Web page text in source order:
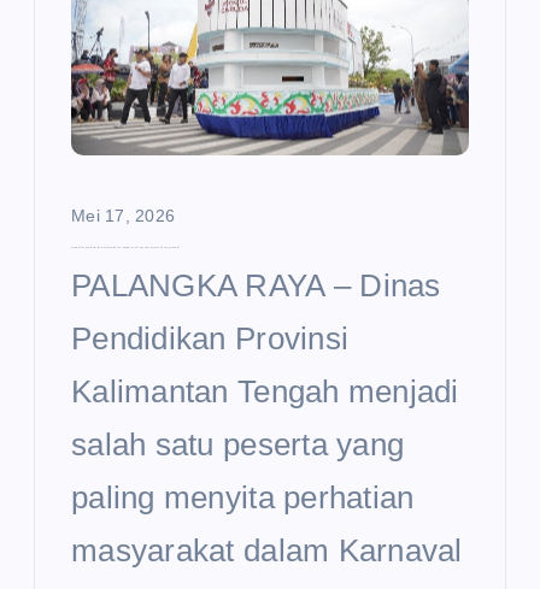
Mei 17, 2026
PALANGKA RAYA – Dinas
Pendidikan Provinsi
Kalimantan Tengah menjadi
salah satu peserta yang
paling menyita perhatian
masyarakat dalam Karnaval